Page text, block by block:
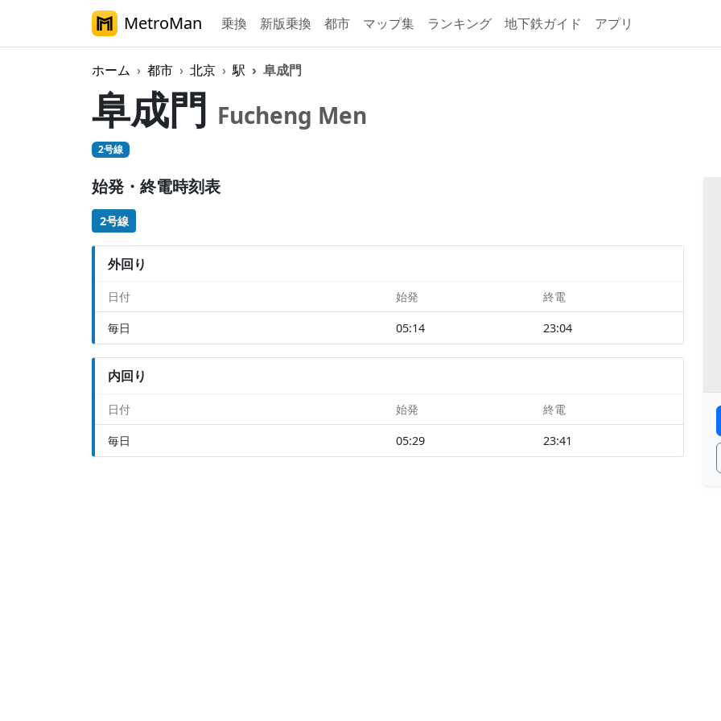
MetroMan 乗換 新版乗換 都市 マップ集 ランキング 地下鉄ガイド アプリ
ホーム 都市 北京 駅 阜成門
阜成門 Fucheng Men
2号線
始発・終電時刻表
2号線
外回り
日付 始発 終電
毎日 05:14 23:04
内回り
日付 始発 終電
毎日 05:29 23:41